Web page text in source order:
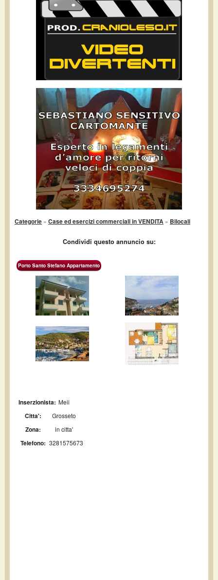
Categorie » Case ed esercizi commerciali in VENDITA » Bilocali
Condividi questo annuncio su:
Porto Santo Stefano Appartamento
Inserzionista: Meii
Citta': Grosseto
Zona: in citta'
Telefono: 3281575673